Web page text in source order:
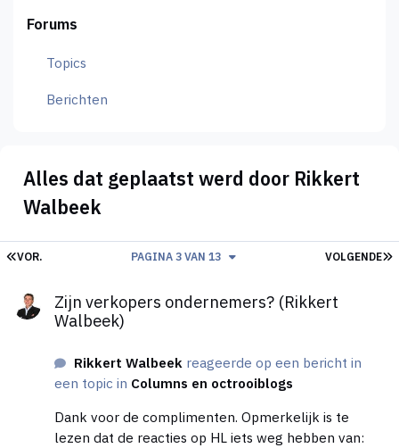
Forums
Topics
Berichten
Alles dat geplaatst werd door Rikkert
Walbeek
EERSTE PAGINA
VOR. VOLGENDE
PAGINA 3 VAN 13
Zijn verkopers ondernemers? (Rikkert
Walbeek)
Rikkert Walbeek reageerde op een bericht in
een topic in Columns en octrooiblogs
Dank voor de complimenten. Opmerkelijk is te
lezen dat de reacties op HL iets weg hebben van: